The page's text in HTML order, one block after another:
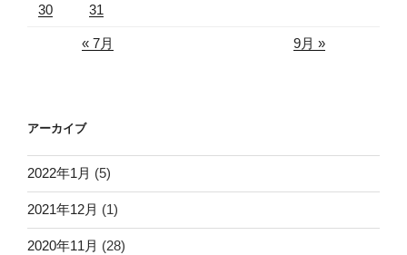
30 31
« 7月 9月 »
アーカイブ
2022年1月 (5)
2021年12月 (1)
2020年11月 (28)